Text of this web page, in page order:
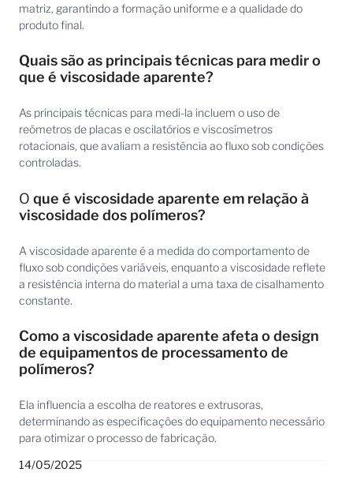
matriz, garantindo a formação uniforme e a qualidade do
produto final.
Quais são as principais técnicas para medir o
que é viscosidade aparente?
As principais técnicas para medi-la incluem o uso de
reômetros de placas e oscilatórios e viscosímetros
rotacionais, que avaliam a resistência ao fluxo sob condições
controladas.
O que é viscosidade aparente em relação à
viscosidade dos polímeros?
A viscosidade aparente é a medida do comportamento de
fluxo sob condições variáveis, enquanto a viscosidade reflete
a resistência interna do material a uma taxa de cisalhamento
constante.
Como a viscosidade aparente afeta o design
de equipamentos de processamento de
polímeros?
Ela influencia a escolha de reatores e extrusoras,
determinando as especificações do equipamento necessário
para otimizar o processo de fabricação.
14/05/2025